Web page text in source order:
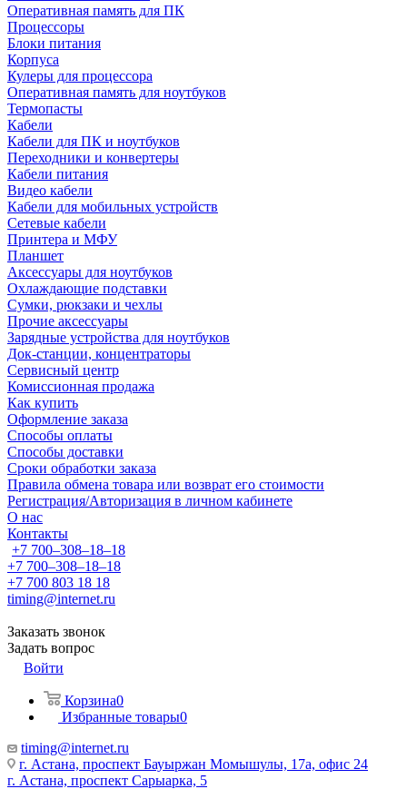
Оперативная память для ПК
Процессоры
Блоки питания
Корпуса
Кулеры для процессора
Оперативная память для ноутбуков
Термопасты
Кабели
Кабели для ПК и ноутбуков
Переходники и конвертеры
Кабели питания
Видео кабели
Кабели для мобильных устройств
Сетевые кабели
Принтера и МФУ
Планшет
Аксессуары для ноутбуков
Охлаждающие подставки
Сумки, рюкзаки и чехлы
Прочие аксессуары
Зарядные устройства для ноутбуков
Док-станции, концентраторы
Сервисный центр
Комиссионная продажа
Как купить
Оформление заказа
Способы оплаты
Способы доставки
Сроки обработки заказа
Правила обмена товара или возврат его стоимости
Регистрация/Авторизация в личном кабинете
О нас
Контакты
+7 700‒308‒18‒18
+7 700‒308‒18‒18
+7 700 803 18 18
timing@internet.ru
Заказать звонок
Задать вопрос
Войти
Корзина0
Избранные товары0
timing@internet.ru
г. Астана, проспект Бауыржан Момышулы, 17а, офис 24
г. Астана, проспект Сарыарка, 5